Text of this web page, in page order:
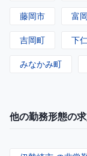
藤岡市 富
吉岡町 下
みなかみ町
他の勤務形態の